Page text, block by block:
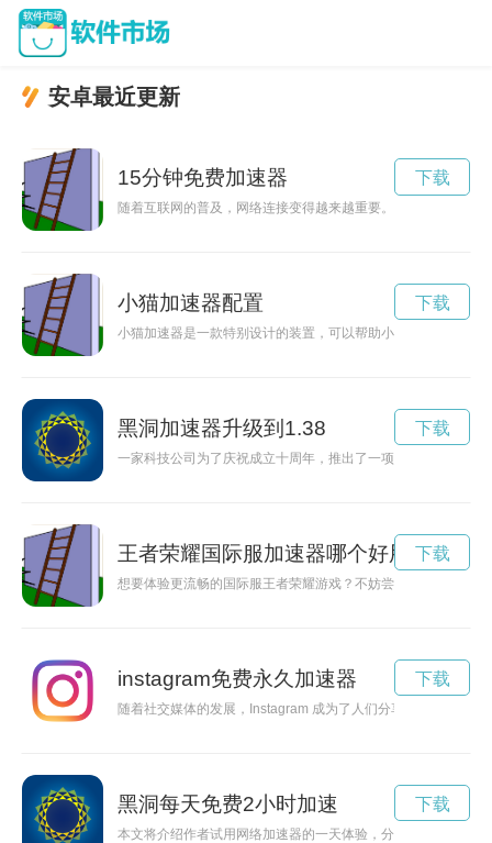
安卓最近更新
15分钟免费加速器
随着互联网的普及，网络连接变得越来越重要。有时候可能会
下载
小猫加速器配置
小猫加速器是一款特别设计的装置，可以帮助小猫提升身体灵
下载
黑洞加速器升级到1.38
一家科技公司为了庆祝成立十周年，推出了一项特殊活动：免费
下载
王者荣耀国际服加速器哪个好用
想要体验更流畅的国际服王者荣耀游戏？不妨尝试使用王者荣
下载
instagram免费永久加速器
随着社交媒体的发展，Instagram 成为了人们分享生活和交流
下载
黑洞每天免费2小时加速
本文将介绍作者试用网络加速器的一天体验，分享加速器对网络
下载